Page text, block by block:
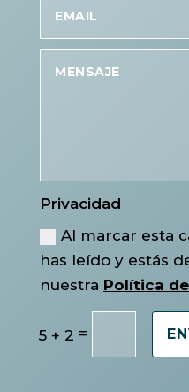
Privacidad
Al marcar esta
has leído y estás
nuestra Política
5 + 2 =